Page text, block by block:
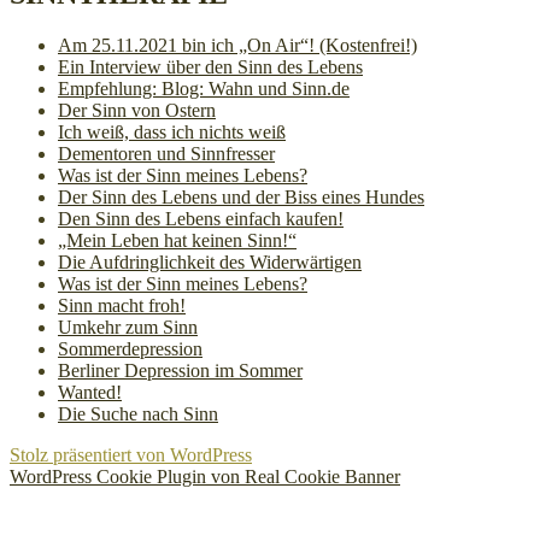
Am 25.11.2021 bin ich „On Air“! (Kostenfrei!)
Ein Interview über den Sinn des Lebens
Empfehlung: Blog: Wahn und Sinn.de
Der Sinn von Ostern
Ich weiß, dass ich nichts weiß
Dementoren und Sinnfresser
Was ist der Sinn meines Lebens?
Der Sinn des Lebens und der Biss eines Hundes
Den Sinn des Lebens einfach kaufen!
„Mein Leben hat keinen Sinn!“
Die Aufdringlichkeit des Widerwärtigen
Was ist der Sinn meines Lebens?
Sinn macht froh!
Umkehr zum Sinn
Sommerdepression
Berliner Depression im Sommer
Wanted!
Die Suche nach Sinn
Stolz präsentiert von WordPress
WordPress Cookie Plugin von Real Cookie Banner